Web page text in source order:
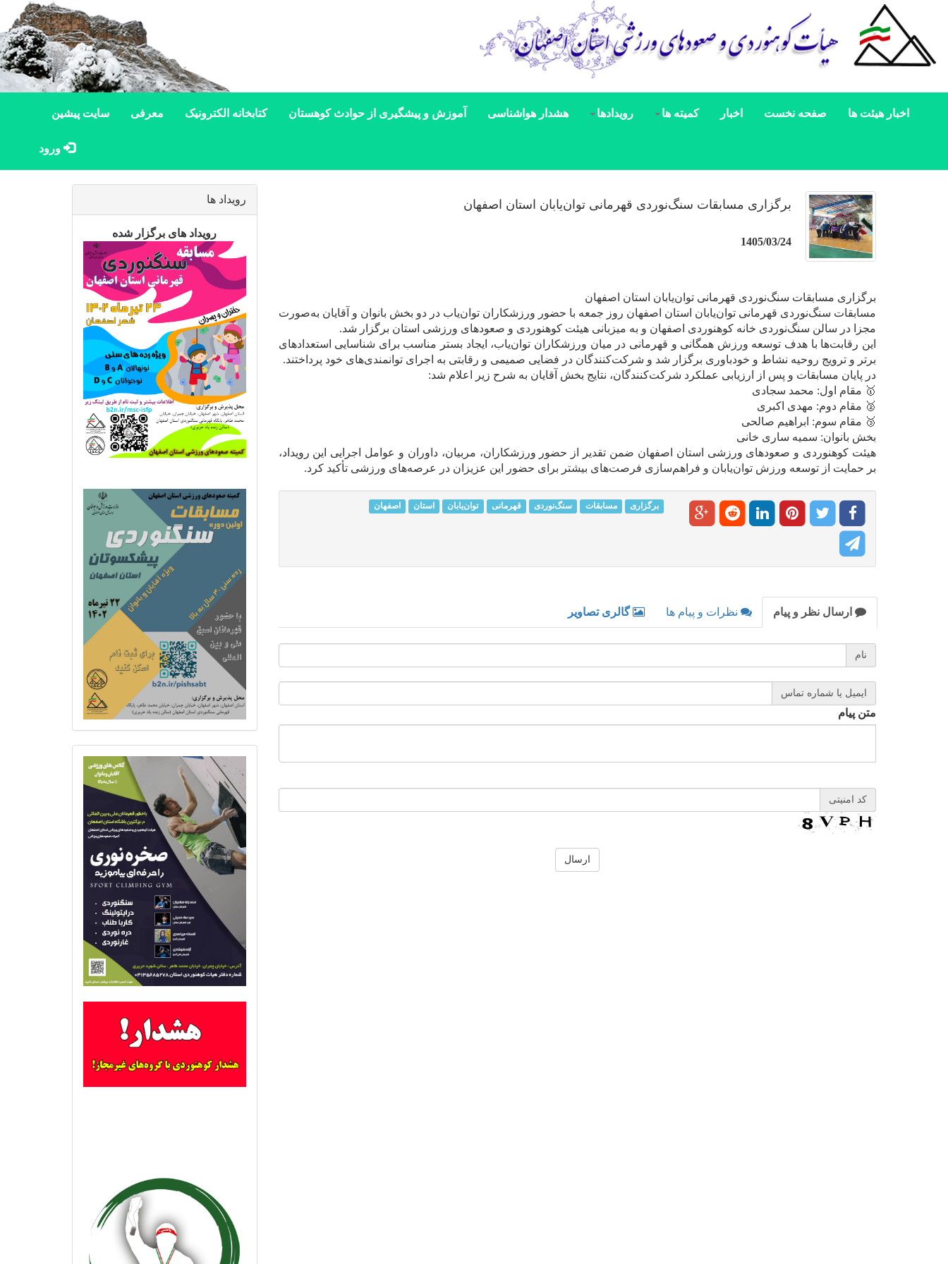
اخبار هیئت ها صفحه نخست اخبار کمیته ها رویدادها هشدار هواشناسی آموزش و پیشگیری از حوادث کوهستان کتابخانه الکترونیک معرفی سایت پیشین
ورود
برگزاری مسابقات سنگ‌نوردی قهرمانی توان‌یابان استان اصفهان
1405/03/24
برگزاری مسابقات سنگ‌نوردی قهرمانی توان‌یابان استان اصفهان
مسابقات سنگ‌نوردی قهرمانی توان‌یابان استان اصفهان روز جمعه با حضور ورزشکاران توان‌یاب در دو بخش بانوان و آقایان به‌صورت
مجزا در سالن سنگ‌نوردی خانه کوهنوردی اصفهان و به میزبانی هیئت کوهنوردی و صعودهای ورزشی استان برگزار شد.
این رقابت‌ها با هدف توسعه ورزش همگانی و قهرمانی در میان ورزشکاران توان‌یاب، ایجاد بستر مناسب برای شناسایی استعدادهای
برتر و ترویج روحیه نشاط و خودباوری برگزار شد و شرکت‌کنندگان در فضایی صمیمی و رقابتی به اجرای توانمندی‌های خود پرداختند.
در پایان مسابقات و پس از ارزیابی عملکرد شرکت‌کنندگان، نتایج بخش آقایان به شرح زیر اعلام شد:
🥇 مقام اول: محمد سجادی
🥈 مقام دوم: مهدی اکبری
🥉 مقام سوم: ابراهیم صالحی
بخش بانوان: سمیه ساری خانی
هیئت کوهنوردی و صعودهای ورزشی استان اصفهان ضمن تقدیر از حضور ورزشکاران، مربیان، داوران و عوامل اجرایی این رویداد،
بر حمایت از توسعه ورزش توان‌یابان و فراهم‌سازی فرصت‌های بیشتر برای حضور این عزیزان در عرصه‌های ورزشی تأکید کرد.
برگزاری مسابقات سنگ‌نوردی قهرمانی توان‌یابان استان اصفهان
ارسال نظر و پیام نظرات و پیام ها گالری تصاویر
نام
ایمیل یا شماره تماس
متن پیام
کد امنیتی
رویداد ها
رویداد های برگزار شده